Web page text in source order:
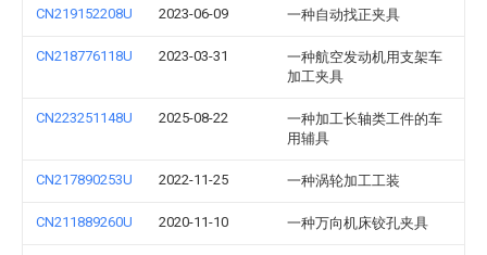
CN219152208U 2023-06-09 一种自动找正夹具
CN218776118U 2023-03-31
一种航空发动机用支架车
加工夹具
CN223251148U 2025-08-22
一种加工长轴类工件的车
用辅具
CN217890253U 2022-11-25 一种涡轮加工工装
CN211889260U 2020-11-10 一种万向机床铰孔夹具